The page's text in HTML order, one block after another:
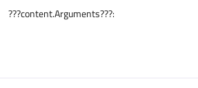
???content.Arguments???: